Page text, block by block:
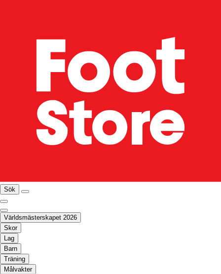
Sök
Världsmästerskapet 2026
Skor
Lag
Barn
Träning
Målvakter